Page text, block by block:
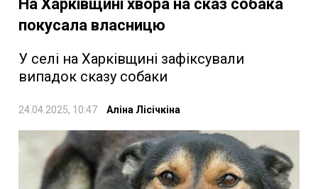
На Харківщині хвора на сказ собака
покусала власницю
У селі на Харківщині зафіксували
випадок сказу собаки
24.04.2025, 10:47 Аліна Лісічкіна